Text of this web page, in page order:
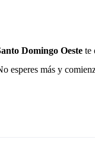
Domingo Oeste te
más y